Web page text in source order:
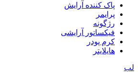
پاک کننده آرایش
پرایمر
رژگونه
فیکساتور آرایشی
کرم پودر
هایلایتر
لب